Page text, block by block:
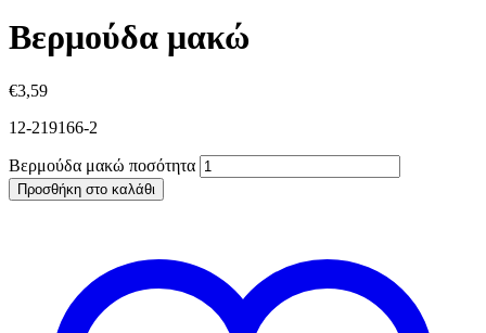
Βερμούδα μακώ
€3,59
12-219166-2
Βερμούδα μακώ ποσότητα
Προσθήκη στο καλάθι